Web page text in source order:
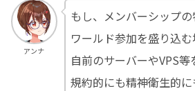
アンナ
もし、メンバーシップ
ワールド参加を盛り込む
自前のサーバーやVPS
規約的にも精神衛生的